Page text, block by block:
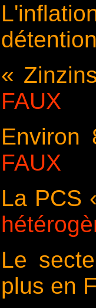
«
FAUX
Environ
FAUX
La PCS
Le
plus en